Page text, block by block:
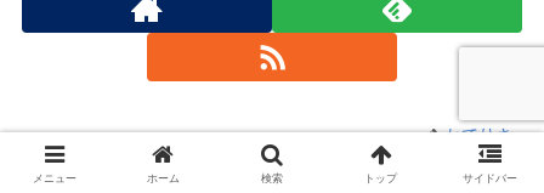
かでりさ
メニュー ホーム 検索 トップ サイドバー